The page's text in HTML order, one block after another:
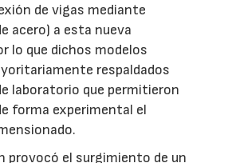
de vigas mediante
acero) a esta nueva
lo que dichos modelos
respaldados
laboratorio que permitieron
forma experimental el
provocó el surgimiento de un